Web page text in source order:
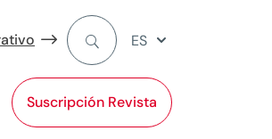
Suscripción Revista
ES